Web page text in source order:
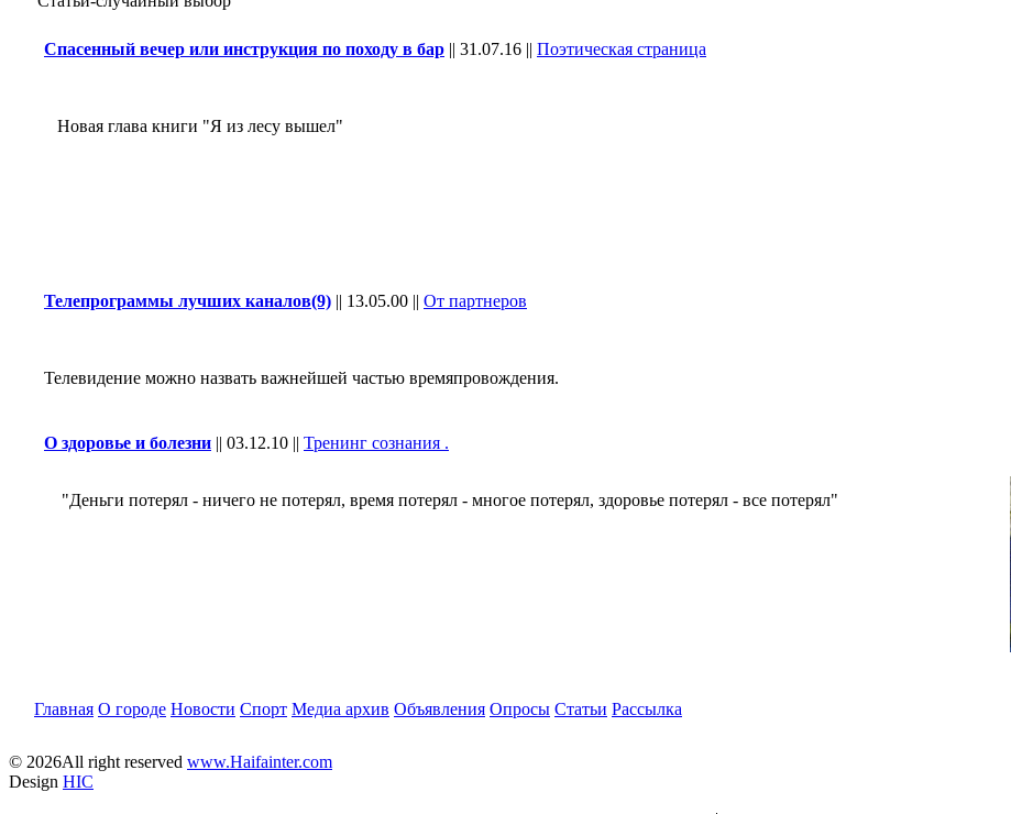
Спасенный вечер или инструкция по походу в бар || 31.07.16 || Поэтическая страница
Новая глава книги "Я из лесу вышел"
Телепрограммы лучших каналов(9) || 13.05.00 || От партнеров
Телевидение можно назвать важнейшей частью времяпровождения.
О здоровье и болезни || 03.12.10 || Тренинг сознания .
"Деньги потерял - ничего не потерял, время потерял - многое потерял, здоровье потерял - все потерял"
Главная О городе Новости Спорт Медиа архив Объявления Опросы Статьи Рассылка
© 2026All right reserved www.Haifainter.com
Design HIC